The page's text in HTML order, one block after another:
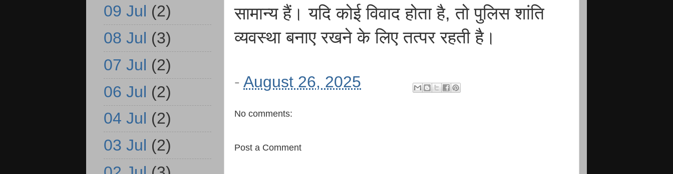
सामान्य हैं। यदि कोई विवाद होता है, तो पुलिस शांति
व्यवस्था बनाए रखने के लिए तत्पर रहती है।
- August 26, 2025
No comments:
Post a Comment
09 Jul (2)
08 Jul (3)
07 Jul (2)
06 Jul (2)
04 Jul (2)
03 Jul (2)